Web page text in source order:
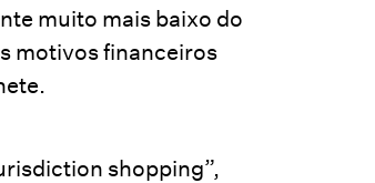
muito mais baixo do
motivos financeiros
shopping”,